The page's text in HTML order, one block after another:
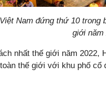
Nam đứng thứ 10 trong
giới năm
nhất thế giới năm
thế giới với khu phố